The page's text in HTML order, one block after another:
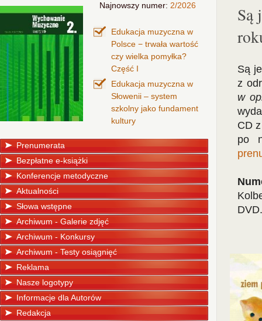
Najnowszy numer: 2/2026
Edukacja muzyczna w
Polsce − trwała wartość
czy wielka pomyłka?
Część I
Edukacja muzyczna w
Słowenii – system
szkolny jako fundament
kultury
Prenumerata
Bezpłatne e-książki
Konferencje metodyczne
Aktualności
Słowa wstępne
Archiwum - Galerie zdjęć
Archiwum - Konkursy
Archiwum - Testy osiągnięć
Reklama
Nasze logotypy
Informacje dla Autorów
Redakcja
Są
Są
z
w
CD
po
DVD.